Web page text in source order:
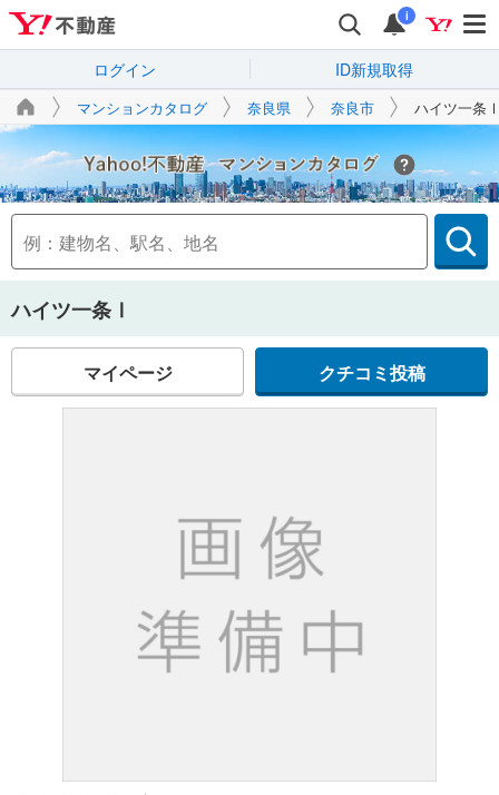
i
ログイン ID新規取得
マンションカタログ 奈良県 奈良市 ハイツ一条
Yahoo!不動産
ハイツ一条Ⅰ
マイページ クチコミ投稿